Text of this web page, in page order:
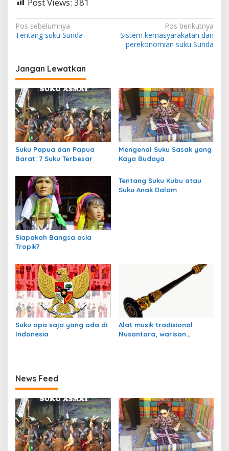
N
a
i
g
a
s
i
p
o
s
Pos sebelumnya
Tentang suku Sunda
Pos berikutnya
Sistem kemasyarakatan dan
perekonomian suku Sunda
Jangan Lewatkan
Suku Papua dan Papua
Barat: 7 Suku Terbesar
Mengenal Suku Sasak yang
Kaya Budaya
Siapakah Bangsa asia
Tropik?
Tentang Suku Kubu atau
Suku Anak Dalam
Suku apa saja yang ada di
Indonesia
Alat musik tradisional
Nusantara, warisan
News Feed